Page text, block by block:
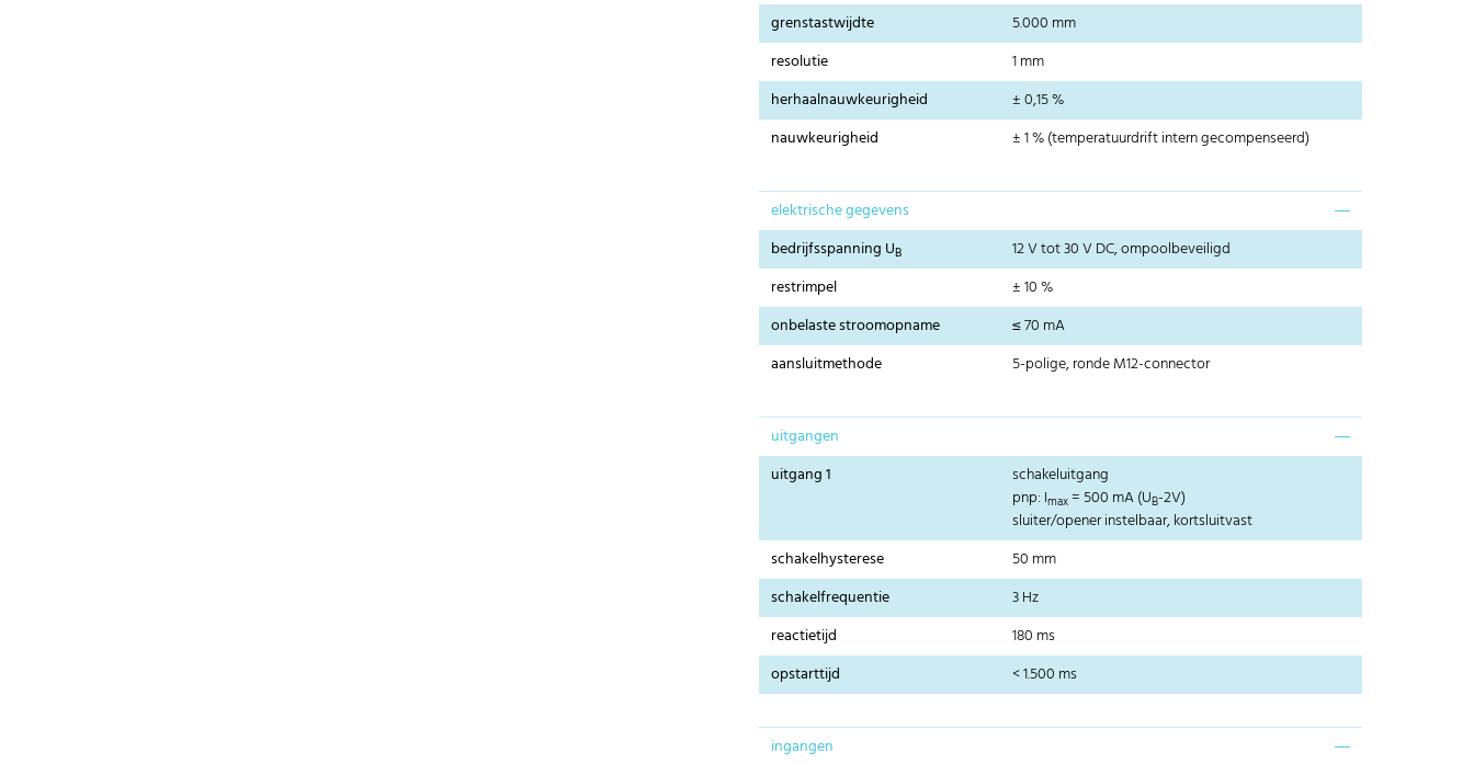
grenstastwijdte
5.000 mm
resolutie
1 mm
herhaalnauwkeurigheid
± 0,15 %
nauwkeurigheid
± 1 % (temperatuurdrift intern gecompenseerd)
elektrische gegevens
bedrijfsspanning UB
12 V tot 30 V DC, ompoolbeveiligd
restrimpel
± 10 %
onbelaste stroomopname
≤ 70 mA
aansluitmethode
5-polige, ronde M12-connector
uitgangen
uitgang 1
schakeluitgang
pnp: Imax= 500 mA (UB-2V)
sluiter/opener instelbaar, kortsluitvast
schakelhysterese
50 mm
schakelfrequentie
3 Hz
reactietijd
180 ms
opstarttijd
< 1.500 ms
ingangen